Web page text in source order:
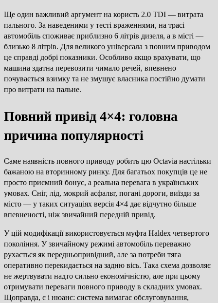
Ще один важливий аргумент на користь 2.0 TDI — витрата
пального. За наведеними у тесті враженнями, на трасі
автомобіль споживає приблизно 6 літрів дизеля, а в місті —
близько 8 літрів. Для великого універсала з повним приводом
це справді добрі показники. Особливо якщо врахувати, що
машина здатна перевозити чимало речей, впевнено
почувається взимку та не змушує власника постійно думати
про витрати на пальне.
Повний привід 4×4: головна
причина популярності
Саме наявність повного приводу робить цю Octavia настільки
бажаною на вторинному ринку. Для багатьох покупців це не
просто приємний бонус, а реальна перевага в українських
умовах. Сніг, лід, мокрий асфальт, погані дороги, виїзди за
місто — у таких ситуаціях версія 4×4 дає відчутно більше
впевненості, ніж звичайний передній привід.
У цій модифікації використовується муфта Haldex четвертого
покоління. У звичайному режимі автомобіль переважно
рухається як передньопривідний, але за потреби тяга
оперативно перекидається на задню вісь. Така схема дозволяє
не жертвувати надто сильно економічністю, але при цьому
отримувати переваги повного приводу в складних умовах.
Щоправда, є і нюанс: система вимагає обслуговування,